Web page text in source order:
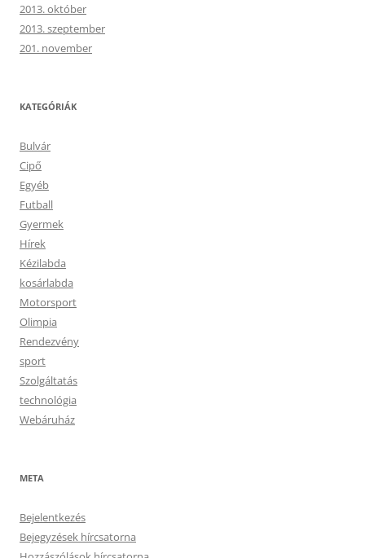
2013. október
2013. szeptember
201. november
KATEGÓRIÁK
Bulvár
Cipő
Egyéb
Futball
Gyermek
Hírek
Kézilabda
kosárlabda
Motorsport
Olimpia
Rendezvény
sport
Szolgáltatás
technológia
Webáruház
META
Bejelentkezés
Bejegyzések hírcsatorna